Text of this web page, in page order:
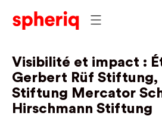
Visibilité et impact :
Gerbert Rüf Stiftung,
Stiftung Mercator
Hirschmann Stiftung